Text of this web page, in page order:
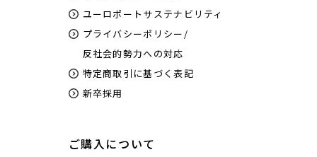
ユーロポートサステナビリティ
プライバシーポリシー/
反社会的勢力への対応
特定商取引に基づく表記
新卒採用
ご購入について